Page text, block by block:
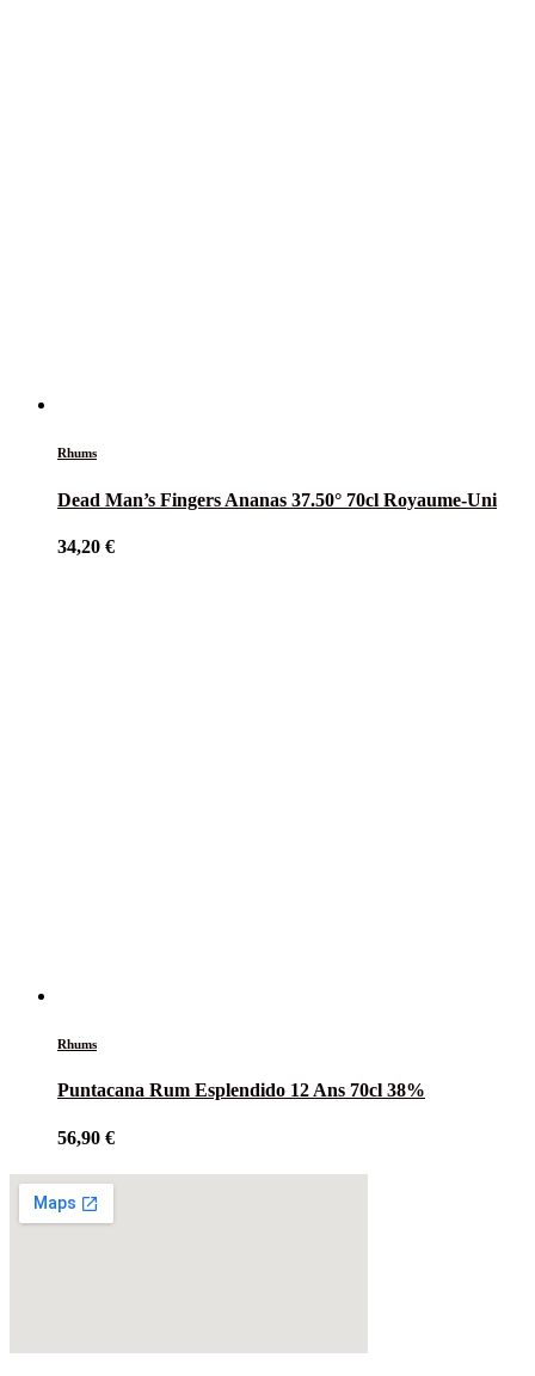
Rhums
Dead Man’s Fingers Ananas 37.50° 70cl Royaume-Uni
34,20 €
Rhums
Puntacana Rum Esplendido 12 Ans 70cl 38%
56,90 €